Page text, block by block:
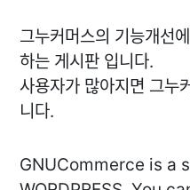
그누커머스의 기능개선
하는 게시판 입니다.
사용자가 많아지면 그누
니다.
GNUCommerce is a